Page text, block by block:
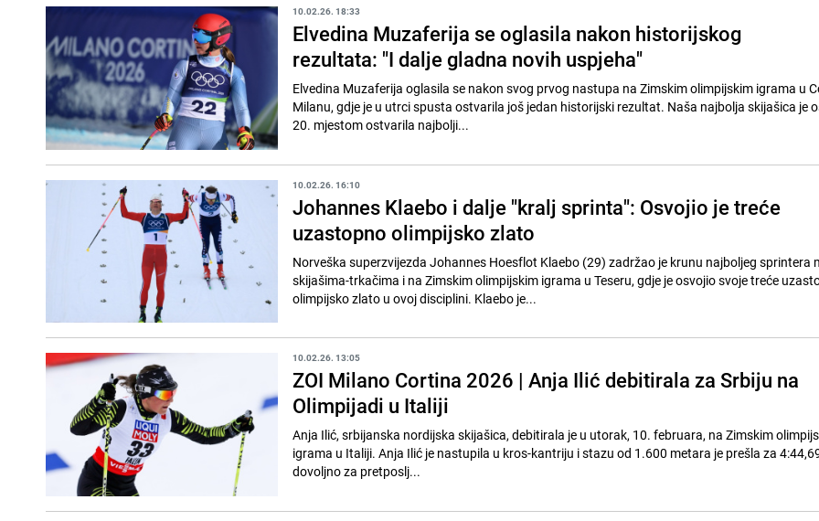
10.02.26. 18:33
Elvedina Muzaferija se oglasila nakon historijskog
rezultata: "I dalje gladna novih uspjeha"
Elvedina Muzaferija oglasila se nakon svog prvog nastupa na Zimskim olimpijskim igrama u
Milanu, gdje je u utrci spusta ostvarila još jedan historijski rezultat. Naša najbolja skijašica je
20. mjestom ostvarila najbolji...
10.02.26. 16:10
Johannes Klaebo i dalje "kralj sprinta": Osvojio je treće
uzastopno olimpijsko zlato
Norveška superzvijezda Johannes Hoesflot Klaebo (29) zadržao je krunu najboljeg sprintera
skijašima-trkačima i na Zimskim olimpijskim igrama u Teseru, gdje je osvojio svoje treće
olimpijsko zlato u ovoj disciplini. Klaebo je...
10.02.26. 13:05
ZOI Milano Cortina 2026 | Anja Ilić debitirala za Srbiju na
Olimpijadi u Italiji
Anja Ilić, srbijanska nordijska skijašica, debitirala je u utorak, 10. februara, na Zimskim
igrama u Italiji. Anja Ilić je nastupila u kros-kantriju i stazu od 1.600 metara je prešla za
dovoljno za pretposlj...